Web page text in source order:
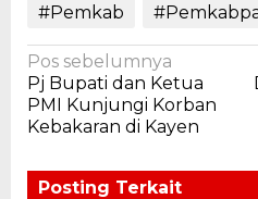
#Pemkab
Navigasi
pos
Pos sebelumnya
Pj Bupati dan Ketua
PMI Kunjungi Korban
Kebakaran di Kayen
Posting Terkait